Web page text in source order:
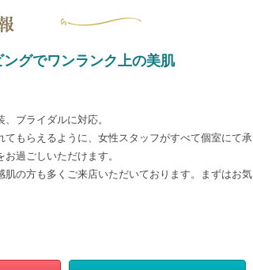
グでワンランク上の美肌
ブライダルに対応。
もらえるように、女性スタッフがすべて個室にて承
過ごしいただけます。
の方も多くご来店いただいております。まずはお気